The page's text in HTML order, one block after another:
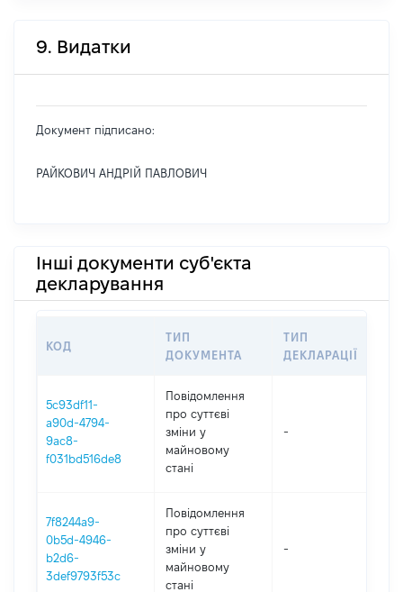
9. Видатки
Документ підписано:
РАЙКОВИЧ АНДРІЙ ПАВЛОВИЧ
Інші документи суб'єкта
декларування
КОД
ТИП
ДОКУМЕНТА
ТИП
ДЕКЛАРАЦІЇ
5c93df11-
a90d-4794-
9ac8-
f031bd516de8
Повідомлення
про суттєві
зміни y
майновому
стані
-
7f8244a9-
0b5d-4946-
b2d6-
3def9793f53c
Повідомлення
про суттєві
зміни y
майновому
стані
-